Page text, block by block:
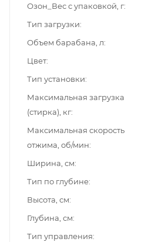
Озон_Вес с упаковкой, г
Тип загрузки
Объем барабана, л
Цвет
Тип установки
Максимальная загрузка
(стирка), кг
Максимальная скорость
отжима, об/мин
Ширина, см
Тип по глубине
Высота, см
Глубина, см
Тип управления